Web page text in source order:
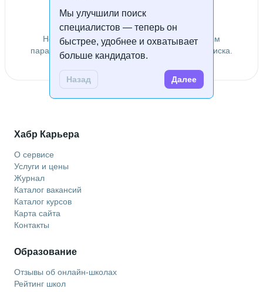
Мы улучшили поиск
специалистов — теперь он
быстрее, удобнее и охватывает
больше кандидатов.
Назад Далее
Специалисты не найдены
Не удалось найти специалистов по заданным
параметрам. Попробуйте изменить условия поиска.
Хабр Карьера
О сервисе
Услуги и цены
Журнал
Каталог вакансий
Каталог курсов
Карта сайта
Контакты
Образование
Отзывы об онлайн-школах
Рейтинг школ